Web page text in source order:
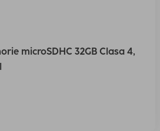
microSDHC 32GB Clasa 4,